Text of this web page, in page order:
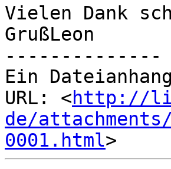
Vielen Dank
GrußLeon
--------------
Ein
URL: <http://
de/
0001.html